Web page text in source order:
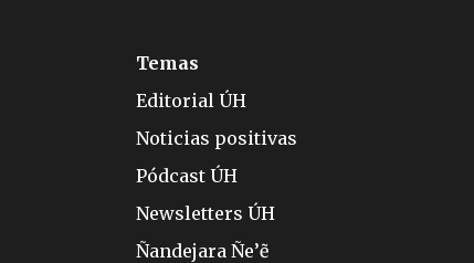
Temas
Editorial ÚH
Noticias positivas
Pódcast ÚH
Newsletters ÚH
Ñandejara Ñe’ẽ